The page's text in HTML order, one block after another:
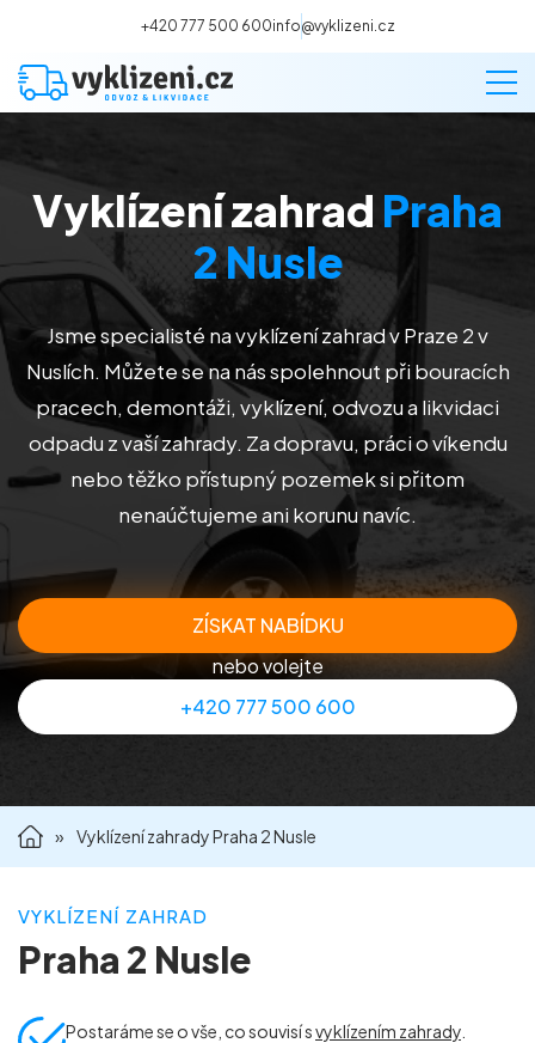
+420 777 500 600info@vyklizeni.cz
Vyklízení
Stěhování
Malování
Deratizace a dezinsekce
Úklid
Příprava nemovitostí na prodej
Vyklízení zahrad Praha
2 Nusle
Jsme specialisté na vyklízení zahrad v Praze 2 v
Nuslích. Můžete se na nás spolehnout při bouracích
pracech, demontáži, vyklízení, odvozu a likvidaci
odpadu z vaší zahrady. Za dopravu, práci o víkendu
nebo těžko přístupný pozemek si přitom
nenaúčtujeme ani korunu navíc.
ZÍSKAT NABÍDKU
nebo volejte
+420 777 500 600
» Vyklízení zahrady Praha 2 Nusle
VYKLÍZENÍ ZAHRAD
Praha 2 Nusle
Postaráme se o vše, co souvisí svyklízením zahrady